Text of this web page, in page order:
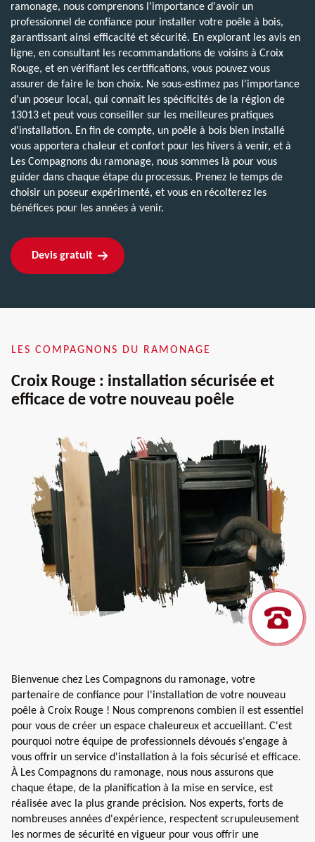
ramonage, nous comprenons l'importance d'avoir un
professionnel de confiance pour installer votre poêle à bois,
garantissant ainsi efficacité et sécurité. En explorant les avis en
ligne, en consultant les recommandations de voisins à Croix
Rouge, et en vérifiant les certifications, vous pouvez vous
assurer de faire le bon choix. Ne sous-estimez pas l'importance
d'un poseur local, qui connaît les spécificités de la région de
13013 et peut vous conseiller sur les meilleures pratiques
d'installation. En fin de compte, un poêle à bois bien installé
vous apportera chaleur et confort pour les hivers à venir, et à
Les Compagnons du ramonage, nous sommes là pour vous
guider dans chaque étape du processus. Prenez le temps de
choisir un poseur expérimenté, et vous en récolterez les
bénéfices pour les années à venir.
Devis gratuit
LES COMPAGNONS DU RAMONAGE
Croix Rouge : installation sécurisée et
efficace de votre nouveau poêle
Bienvenue chez Les Compagnons du ramonage, votre
partenaire de confiance pour l'installation de votre nouveau
poêle à Croix Rouge ! Nous comprenons combien il est essentiel
pour vous de créer un espace chaleureux et accueillant. C'est
pourquoi notre équipe de professionnels dévoués s'engage à
vous offrir un service d'installation à la fois sécurisé et efficace.
À Les Compagnons du ramonage, nous nous assurons que
chaque étape, de la planification à la mise en service, est
réalisée avec la plus grande précision. Nos experts, forts de
nombreuses années d'expérience, respectent scrupuleusement
les normes de sécurité en vigueur pour vous offrir une